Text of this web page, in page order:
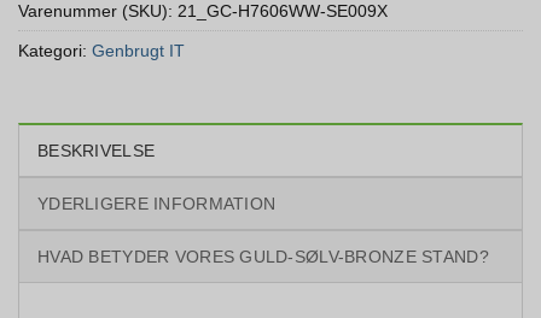
Varenummer (SKU): 21_GC-H7606WW-SE009X
Kategori: Genbrugt IT
BESKRIVELSE
YDERLIGERE INFORMATION
HVAD BETYDER VORES GULD-SØLV-BRONZE STAND?